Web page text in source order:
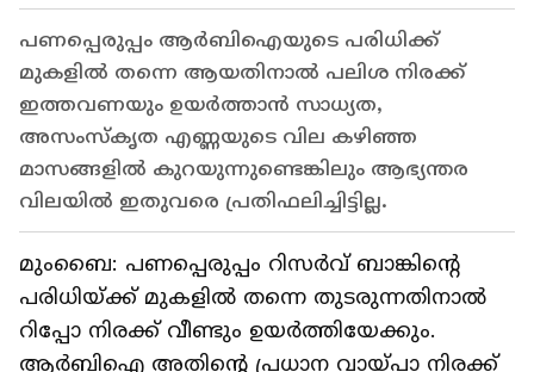
പണപ്പെരുപ്പം ആർബിഐയുടെ പരിധിക്ക്
മുകളിൽ തന്നെ ആയതിനാൽ പലിശ നിരക്ക്
ഇത്തവണയും ഉയർത്താൻ സാധ്യത,
അസംസ്‌കൃത എണ്ണയുടെ വില കഴിഞ്ഞ
മാസങ്ങളിൽ കുറയുന്നുണ്ടെങ്കിലും ആഭ്യന്തര
വിലയിൽ ഇതുവരെ പ്രതിഫലിച്ചിട്ടില്ല.
മുംബൈ: പണപ്പെരുപ്പം റിസർവ് ബാങ്കിന്റെ
പരിധിയ്ക്ക് മുകളിൽ തന്നെ തുടരുന്നതിനാൽ
റിപ്പോ നിരക്ക് വീണ്ടും ഉയർത്തിയേക്കും.
ആർബിഐ അതിന്റെ പ്രധാന വായ്പാ നിരക്ക്